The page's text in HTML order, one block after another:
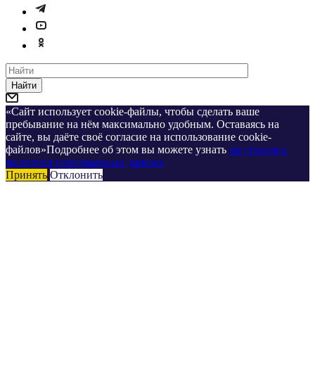
Найти
«Сайт использует cookie-файлы, чтобы сделать ваше
пребывание на нём максимально удобным. Оставаясь на
сайте, вы даёте своё согласие на использование cookie-
файлов»Подробнее об этом вы можете узнать на странице
политики персональных данных
Принять Отклонить